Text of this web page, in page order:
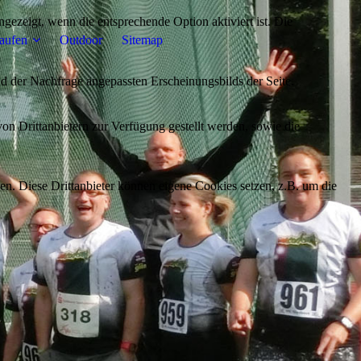
Outdoor Sitemap
wenn die entsprechende Option aktiviert ist. Die
Nachfrage angepassten Erscheinungsbilds der Seite.
Drittanbietern zur Verfügung gestellt werden, sowie die
Diese Drittanbieter können eigene Cookies setzen, z.B. um die